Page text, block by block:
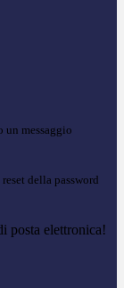
un messaggio
della password
posta elettronica!